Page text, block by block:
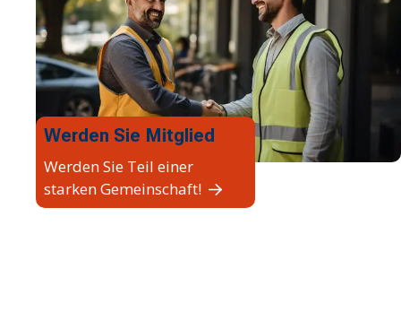
Werden Sie Mitglied
Werden Sie Teil einer
starken Gemeinschaft!